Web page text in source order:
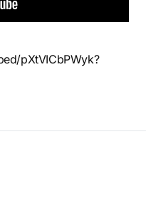
pXtVICbPWyk?